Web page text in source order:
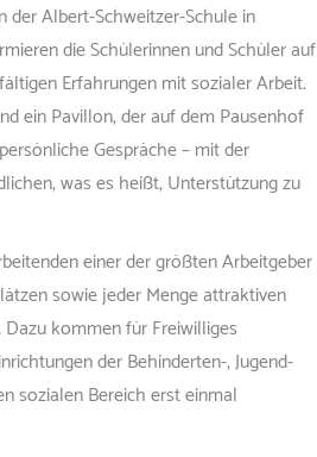
der Albert-Schweitzer-Schule in
die Schülerinnen und Schüler auf
Erfahrungen mit sozialer Arbeit.
ein Pavillon, der auf dem Pausenhof
Gespräche – mit der
was es heißt, Unterstützung zu
einer der größten Arbeitgeber
sowie jeder Menge attraktiven
kommen für Freiwilliges
der Behinderten-, Jugend-
sozialen Bereich erst einmal